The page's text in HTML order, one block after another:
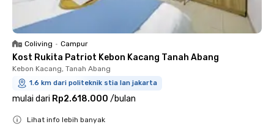
Coliving • Campur
Kost Rukita Patriot Kebon Kacang Tanah Abang
Kebon Kacang, Tanah Abang
1.6 km dari politeknik stia lan jakarta
mulai dari Rp2.618.000 /bulan
Lihat info lebih banyak